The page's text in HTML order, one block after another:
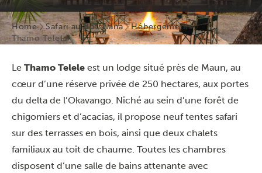
Home Safari au Botswana
Hébergements
Thamo Telele
Le Thamo Telele est un lodge situé près de Maun, au
cœur d’une réserve privée de 250 hectares, aux portes
du delta de l’Okavango. Niché au sein d’une forêt de
chigomiers et d’acacias, il propose neuf tentes safari
sur des terrasses en bois, ainsi que deux chalets
familiaux au toit de chaume. Toutes les chambres
disposent d’une salle de bains attenante avec